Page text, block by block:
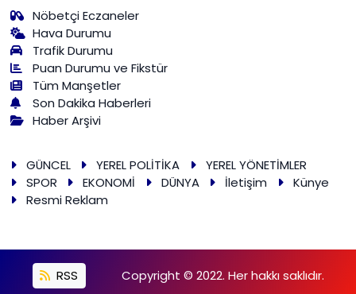
Nöbetçi Eczaneler
Hava Durumu
Trafik Durumu
Puan Durumu ve Fikstür
Tüm Manşetler
Son Dakika Haberleri
Haber Arşivi
GÜNCEL YEREL POLİTİKA
YEREL YÖNETİMLER
SPOR
EKONOMİ DÜNYA İletişim
Künye
Resmi Reklam
RSS Copyright © 2022. Her hakkı saklıdır.